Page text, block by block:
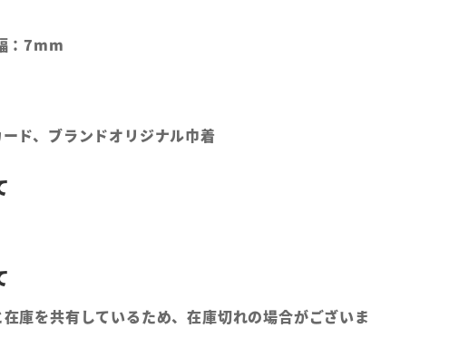
：7mm
ド、ブランドオリジナル巾着
庫を共有しているため、在庫切れの場合がございま